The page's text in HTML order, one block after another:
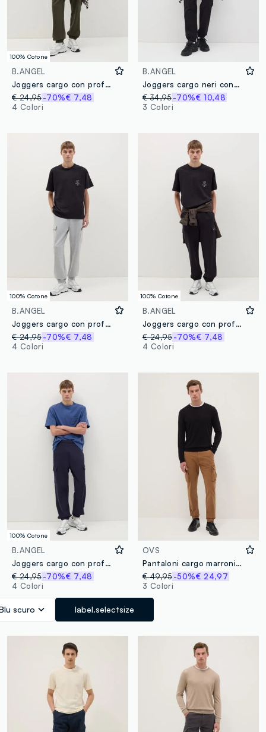
100% Cotone
B.ANGEL
Joggers cargo con profili elasticati
€ 24,95-70%€ 7,48
4 Colori
B.ANGEL
Joggers cargo neri con coulisse
€ 34,95 -70%€ 10,48
3 Colori
100% Cotone
B.ANGEL
Joggers cargo con profili elasticati
€ 24,95-70%€ 7,48
4 Colori
100% Cotone
B.ANGEL
Joggers cargo con profili elasticati
€ 24,95 -70%€ 7,48
4 Colori
100% Cotone
B.ANGEL
Joggers cargo con profili elasticati
€ 24,95-70%€ 7,48
4 Colori
scuro label.selectsize
OVS
Pantaloni cargo marroni in cotone elasticizzato slim fit
€ 49,95 -50%€ 24,97
3 Colori